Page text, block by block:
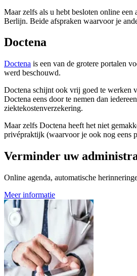
Maar zelfs als u hebt besloten online
Berlijn. Beide afspraken waarvoor je
Doctena
Doctena is een van de grotere portalen
werd beschouwd.
Doctena schijnt ook vrij goed te werken
Doctena eens door te nemen dan
ziektekostenverzekering.
Maar zelfs Doctena heeft het niet
privépraktijk (waarvoor je ook nog eens
Verminder uw
Online agenda, automatische
Meer informatie